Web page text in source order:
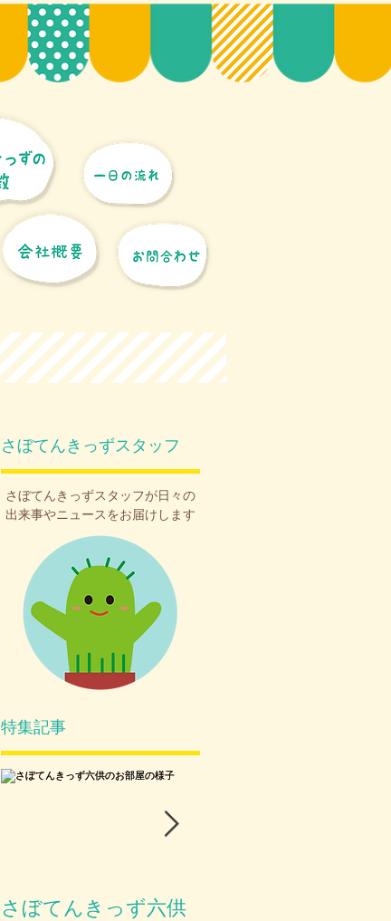
さぼてんきっずスタッフ
さぼてんきっずスタッフが日々の
出来事やニュースをお届けします
特集記事
さぼてんきっず六供